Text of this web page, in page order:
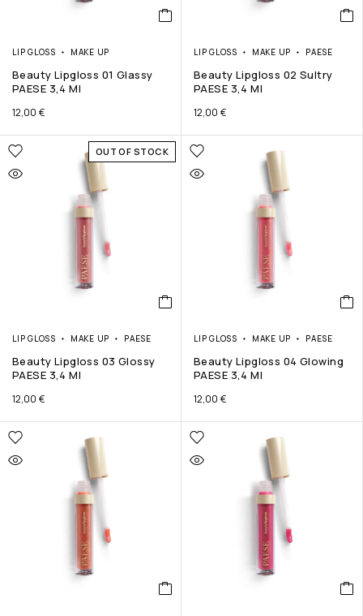
LIP GLOSS MAKE UP
Beauty Lipgloss 01 Glassy
PAESE 3,4 Ml
12,00 €
LIP GLOSS MAKE UP PAESE
Beauty Lipgloss 02 Sultry
PAESE 3,4 Ml
12,00 €
OUT OF STOCK
LIP GLOSS MAKE UP PAESE
Beauty Lipgloss 03 Glossy
PAESE 3,4 Ml
12,00 €
LIP GLOSS MAKE UP PAESE
Beauty Lipgloss 04 Glowing
PAESE 3,4 Ml
12,00 €